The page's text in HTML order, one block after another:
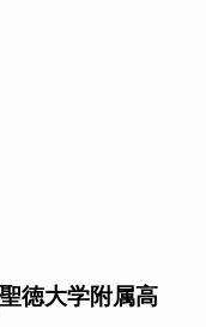
徳大学附属高